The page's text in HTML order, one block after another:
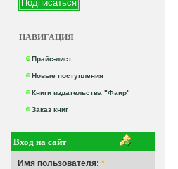
НАВИГАЦИЯ
Прайс-лист
Новые поступления
Книги издательства "Фаир"
Заказ книг
Вход на сайт
Имя пользователя: *